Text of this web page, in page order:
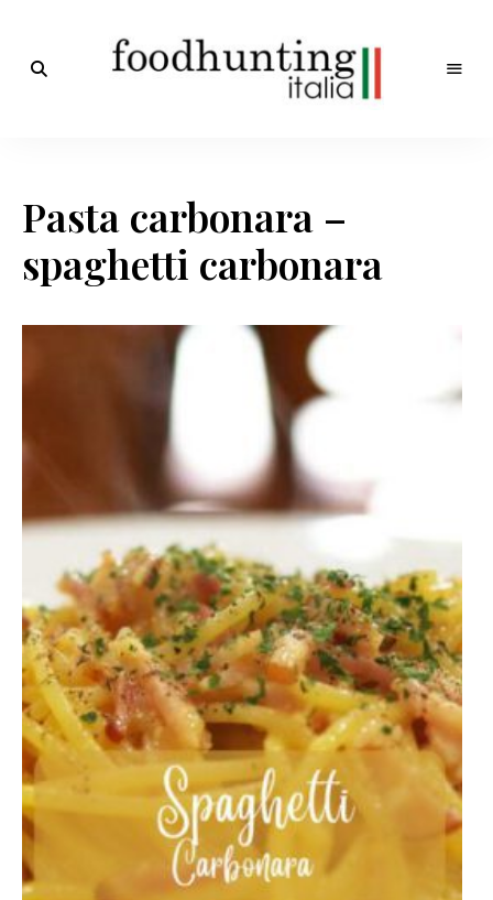
Italia
van
Italië!
beste
Italiaanse
recepten
Pasta carbonara –
spaghetti carbonara